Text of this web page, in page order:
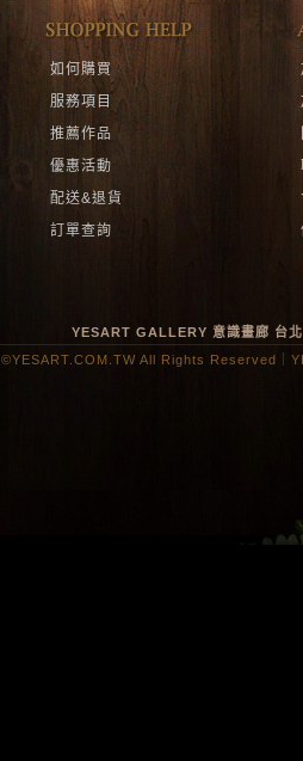
如何購買
服務項目
推薦作品
優惠活動
配送&退貨
訂單查詢
YESART GALLERY 意識畫廊 台
©YESART.COM.TW All Rights Reserved｜